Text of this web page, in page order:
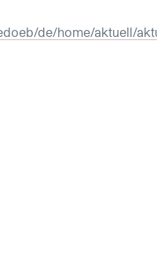
de/home/aktuell/